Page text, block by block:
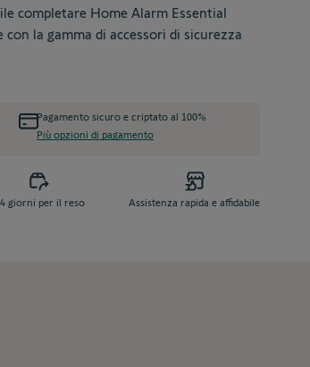
completare Home Alarm Essential
la gamma di accessori di sicurezza
Pagamento sicuro e criptato al 100%
Più opzioni di pagamento
giorni per il reso Assistenza rapida e affidabile